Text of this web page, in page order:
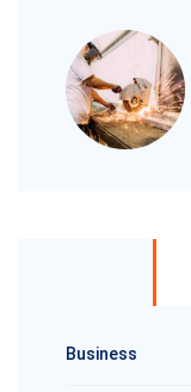
Business